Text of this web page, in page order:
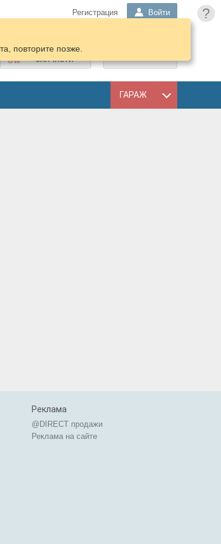
?
Регистрация Войти
ПОДОБРАТЬ
ЗАПЧАСТИ
ГАРАЖ
повторите позже.
Реклама
@DIRECT продажи
Реклама на сайте